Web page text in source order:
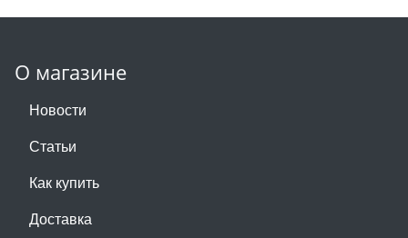
О магазине
Новости
Статьи
Как купить
Доставка